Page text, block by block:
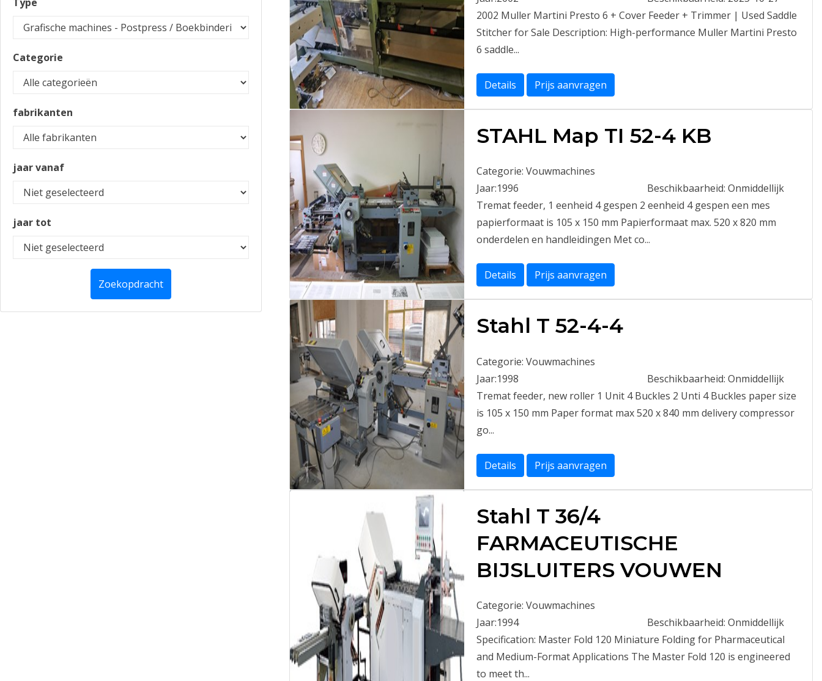
Categorie
fabrikanten
jaar vanaf
jaar tot
Zoekopdracht
2002 Muller Martini Presto 6 + Cover Feeder + Trimmer | Used Saddle
Stitcher for Sale Description: High-performance Muller Martini Presto
6 saddle...
Details Prijs aanvragen
STAHL Map TI 52-4 KB
Categorie: Vouwmachines
Jaar:1996 Beschikbaarheid: Onmiddellijk
Tremat feeder, 1 eenheid 4 gespen 2 eenheid 4 gespen een mes
papierformaat is 105 x 150 mm Papierformaat max. 520 x 820 mm
onderdelen en handleidingen Met co...
Details Prijs aanvragen
Stahl T 52-4-4
Categorie: Vouwmachines
Jaar:1998 Beschikbaarheid: Onmiddellijk
Tremat feeder, new roller 1 Unit 4 Buckles 2 Unti 4 Buckles paper size
is 105 x 150 mm Paper format max 520 x 840 mm delivery compressor
go...
Details Prijs aanvragen
Stahl T 36/4
FARMACEUTISCHE
BIJSLUITERS VOUWEN
Categorie: Vouwmachines
Jaar:1994 Beschikbaarheid: Onmiddellijk
Specification: Master Fold 120 Miniature Folding for Pharmaceutical
and Medium-Format Applications The Master Fold 120 is engineered
to meet th...